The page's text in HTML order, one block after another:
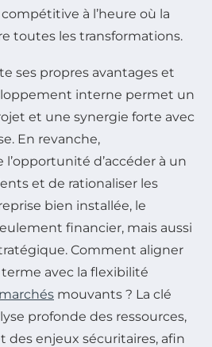
à l’heure où la
toutes les transformations.
ses propres avantages et
interne permet un
et une synergie forte avec
En revanche,
l’opportunité d’accéder à un
et de rationaliser les
bien installée, le
financier, mais aussi
Comment aligner
avec la flexibilité
marchés mouvants ? La clé
profonde des ressources,
des enjeux sécuritaires, afin